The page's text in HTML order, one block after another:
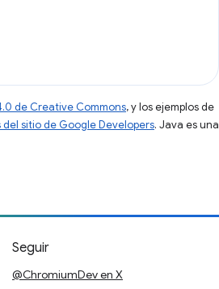
de Creative Commons, y los ejemplos de
del sitio de Google Developers. Java es una
Seguir
@ChromiumDev en X